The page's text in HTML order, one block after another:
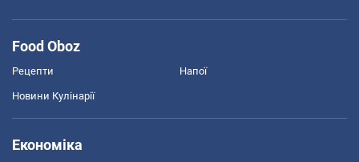
Food Oboz
Рецепти Напої
Новини Кулінарії
Економіка